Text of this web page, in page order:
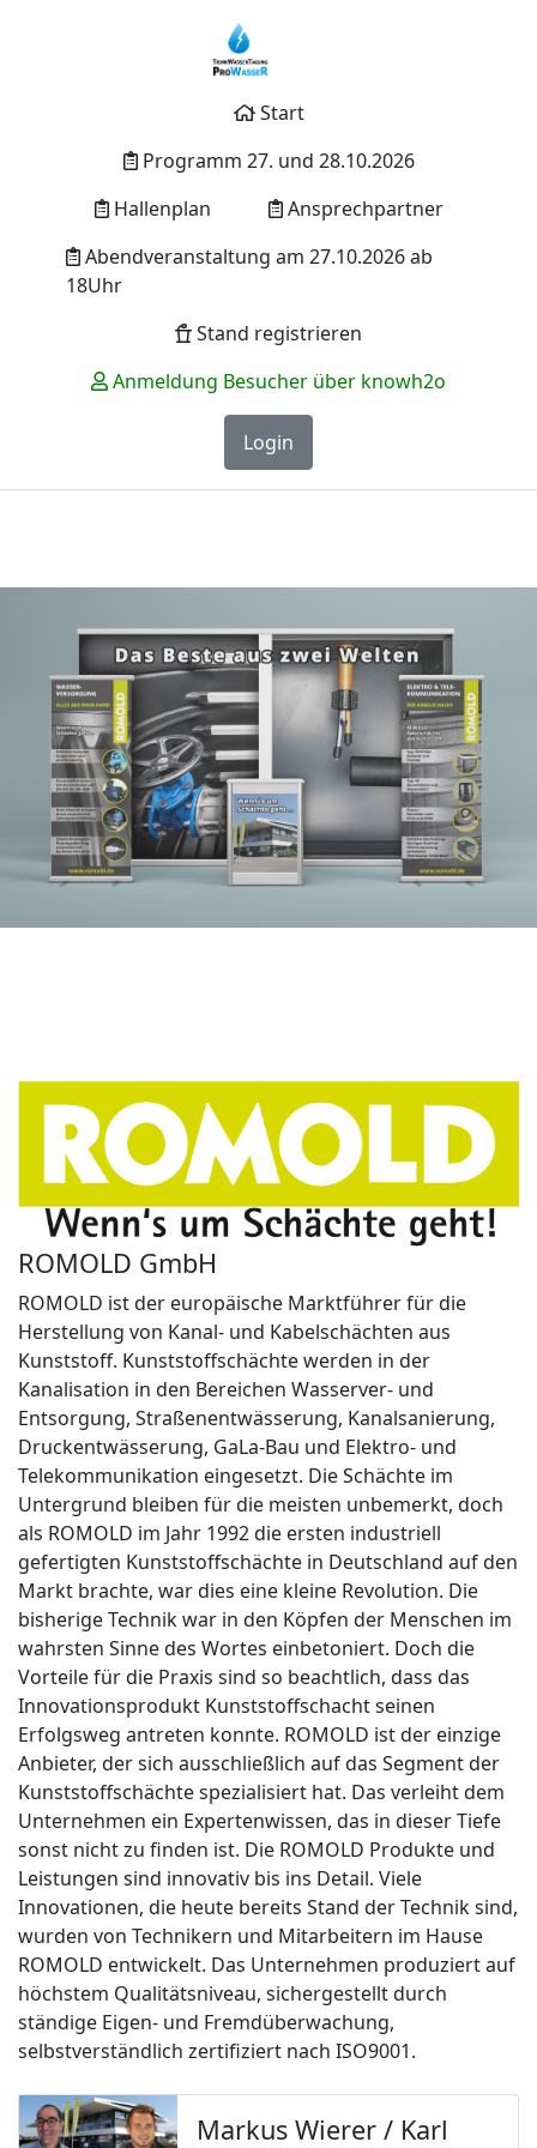
Start
Programm 27. und 28.10.2026
Hallenplan
Ansprechpartner
Abendveranstaltung am 27.10.2026 ab
18Uhr
Stand registrieren
Anmeldung Besucher über knowh2o
Login
ROMOLD GmbH
ROMOLD ist der europäische Marktführer für die
Herstellung von Kanal- und Kabelschächten aus
Kunststoff. Kunststoffschächte werden in der
Kanalisation in den Bereichen Wasserver- und
Entsorgung, Straßenentwässerung, Kanalsanierung,
Druckentwässerung, GaLa-Bau und Elektro- und
Telekommunikation eingesetzt. Die Schächte im
Untergrund bleiben für die meisten unbemerkt, doch
als ROMOLD im Jahr 1992 die ersten industriell
gefertigten Kunststoffschächte in Deutschland auf den
Markt brachte, war dies eine kleine Revolution. Die
bisherige Technik war in den Köpfen der Menschen im
wahrsten Sinne des Wortes einbetoniert. Doch die
Vorteile für die Praxis sind so beachtlich, dass das
Innovationsprodukt Kunststoffschacht seinen
Erfolgsweg antreten konnte. ROMOLD ist der einzige
Anbieter, der sich ausschließlich auf das Segment der
Kunststoffschächte spezialisiert hat. Das verleiht dem
Unternehmen ein Expertenwissen, das in dieser Tiefe
sonst nicht zu finden ist. Die ROMOLD Produkte und
Leistungen sind innovativ bis ins Detail. Viele
Innovationen, die heute bereits Stand der Technik sind,
wurden von Technikern und Mitarbeitern im Hause
ROMOLD entwickelt. Das Unternehmen produziert auf
höchstem Qualitätsniveau, sichergestellt durch
ständige Eigen- und Fremdüberwachung,
selbstverständlich zertifiziert nach ISO9001.
Markus Wierer / Karl